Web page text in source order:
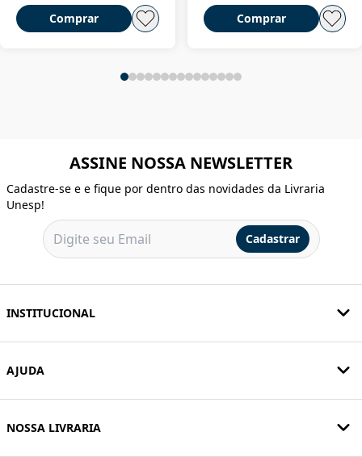
Comprar Comprar
ASSINE NOSSA NEWSLETTER
Cadastre-se e e fique por dentro das novidades da Livraria
Unesp!
Cadastrar
INSTITUCIONAL
AJUDA
NOSSA LIVRARIA